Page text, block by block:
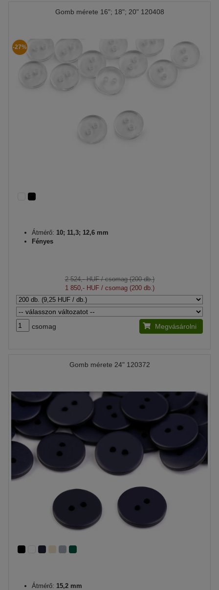
Gomb mérete 16"; 18"; 20" 120408
-27%
Átmérő: 10; 11,3; 12,6 mm
Fényes
2 524,- HUF/ csomag (200 db.)
1 850,- HUF/ csomag (200 db.)
csomag Megvásárolni
Gomb mérete 24" 120372
Átmérő: 15,2 mm